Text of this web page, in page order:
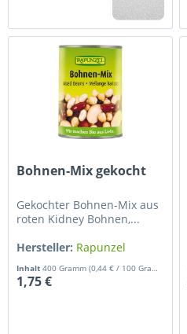
Bohnen-Mix gekocht
Gekochter Bohnen-Mix aus
roten Kidney Bohnen,...
Hersteller: Rapunzel
Inhalt400 Gramm(0,44 € / 100 Gramm)
1,75 €